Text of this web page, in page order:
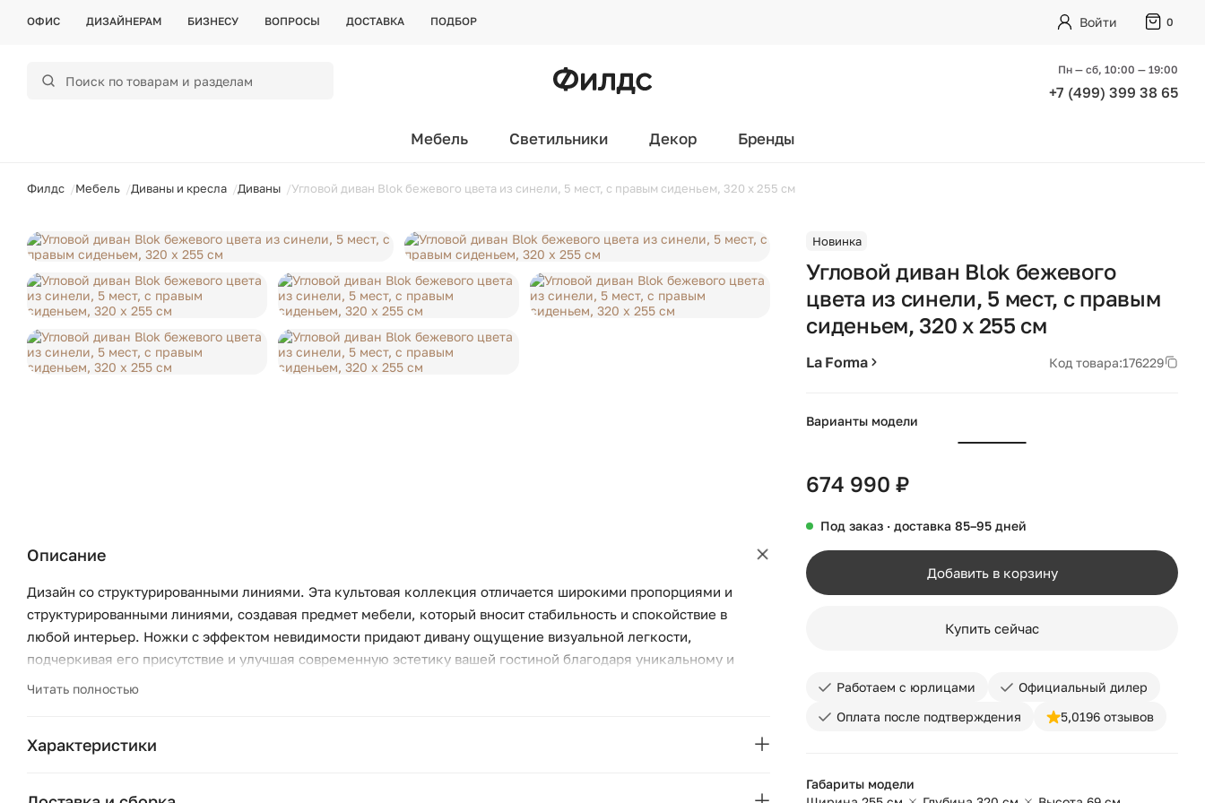
ОФИС ДИЗАЙНЕРАМ БИЗНЕСУ ВОПРОСЫ ДОСТАВКА ПОДБОР Войти 0
Пн — сб, 10:00 — 19:00
+7 (499) 399 38 65
Мебель Светильники Декор Бренды
Филдс Мебель Диваны и кресла Диваны Угловой диван Blok бежевого цвета из синели, 5 мест, с правым сиденьем, 320 x 255 см
Новинка
Угловой диван Blok бежевого
цвета из синели, 5 мест, с правым
сиденьем, 320 x 255 см
La Forma Код товара:176229
Варианты модели
674 990 ₽
Под заказ · доставка 85–95 дней
Добавить в корзину
Купить сейчас
Работаем с юрлицами
Официальный дилер
Оплата после подтверждения
5,0196 отзывов
Габариты модели
Описание
Дизайн со структурированными линиями. Эта культовая коллекция отличается широкими пропорциями и
структурированными линиями, создавая предмет мебели, который вносит стабильность и спокойствие в
любой интерьер. Ножки с эффектом невидимости придают дивану ощущение визуальной легкости,
подчеркивая его присутствие и улучшая современную эстетику вашей гостиной благодаря уникальному и
вневременному дизайну. Обивка из шенилла. Диван Blok сочетает в себе элегантность и функциональность,
Читать полностью
Характеристики